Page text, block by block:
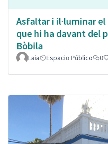
Asfaltar i il·luminar
que hi ha davant del
Bòbila
Laia Espacio Público 0